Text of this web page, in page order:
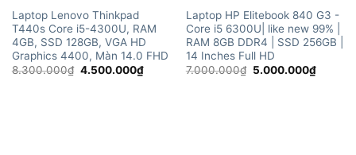
Laptop Lenovo Thinkpad
T440s Core i5-4300U, RAM
4GB, SSD 128GB, VGA HD
Graphics 4400, Màn 14.0 FHD
8.300.000₫ Giá
4.500.000₫Giá
hiện
Laptop HP Elitebook 840 G3 -
Core i5 6300U| like new 99% |
RAM 8GB DDR4 | SSD 256GB |
14 Inches Full HD
7.000.000₫ Giá
5.000.000₫Giá
hiện